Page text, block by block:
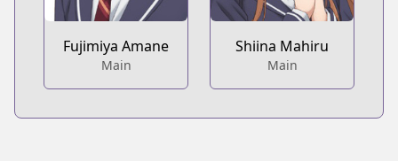
Fujimiya Amane
Main
Shiina Mahiru
Main